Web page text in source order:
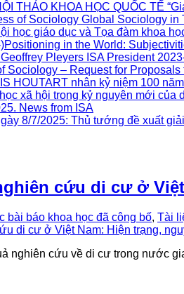
THẢO KHOA HỌC QUỐC TẾ
of Sociology Global Sociology in
học giáo dục và Tọa đàm khoa
in the World:
Pleyers ISA President
Sociology – Request for
HOUTART nhân kỷ niệm 100
xã hội trong kỷ nguyên mới của
News from ISA
8/7/2025: Thủ tướng đề xuất
cứu di cư ở
bài báo khoa học đã công bố, Tài
nghiên cứu về di cư trong nước